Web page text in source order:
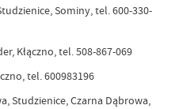
Sominy, tel. 600-330-
Kłączno, tel. 508-867-069
tel. 600983196
Studzienice, Czarna Dąbrowa,